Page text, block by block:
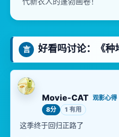
言 好看吗讨论：《种
Movie-CAT 观影心得
8分
1 有用
这季终于回归正路了